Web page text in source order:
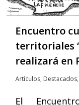
Encuentro
territoriales
realizará en
Artículos, Destacados,
El